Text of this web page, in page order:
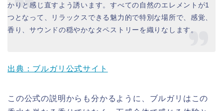
かりと感じ直すよう誘います。すべての自然のエレメントが1
つとなって、リラックスできる魅力的で特別な場所で、感覚、
香り、サウンドの穏やかなタペストリーを織りなします。
出典：ブルガリ公式サイト
この公式の説明からも分かるように、ブルガリはこの